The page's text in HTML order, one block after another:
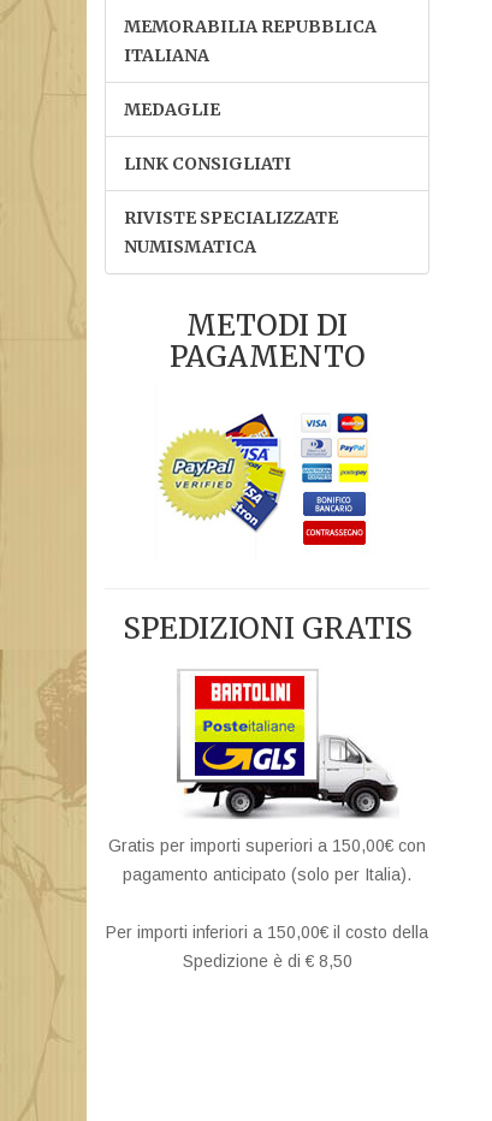
MEMORABILIA REPUBBLICA
ITALIANA
MEDAGLIE
LINK CONSIGLIATI
RIVISTE SPECIALIZZATE
NUMISMATICA
METODI DI
PAGAMENTO
SPEDIZIONI GRATIS
Gratis per importi superiori a 150,00€ con
pagamento anticipato (solo per Italia).
Per importi inferiori a 150,00€ il costo della
Spedizione è di € 8,50